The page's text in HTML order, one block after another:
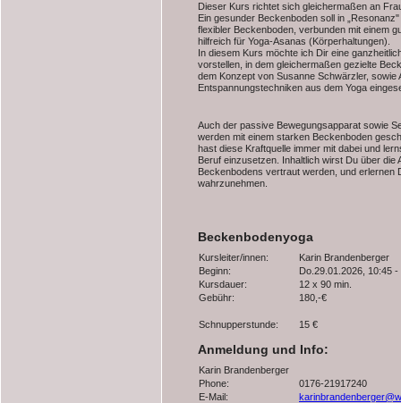
Dieser Kurs richtet sich gleichermaßen an
Ein gesunder Beckenboden soll in
flexibler Beckenboden, verbunden mit einem
hilfreich für Yoga-Asanas (Körperhaltungen).
In diesem Kurs möchte ich Dir eine
vorstellen, in dem gleichermaßen gezielte
dem Konzept von Susanne Schwärzler, sowie
Entspannungstechniken aus dem Yoga
Auch der passive Bewegungsapparat sowie
werden mit einem starken Beckenboden
hast diese Kraftquelle immer mit dabei und
Beruf einzusetzen. Inhaltlich wirst Du über die
Beckenbodens vertraut werden, und erlernen
wahrzunehmen.
Beckenbodenyoga
Kursleiter/innen:
Karin Brandenberger
Beginn:
Do.29.01.2026, 10:45
Kursdauer:
12 x 90 min.
Gebühr:
180,-€
Schnupperstunde: 15 €
Anmeldung und Info:
Karin Brandenberger
Phone:
0176-21917240
E-Mail: